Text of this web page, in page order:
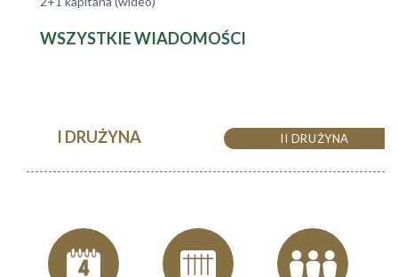
WSZYSTKIE WIADOMOŚCI
I DRUŻYNA II DRUŻYNA